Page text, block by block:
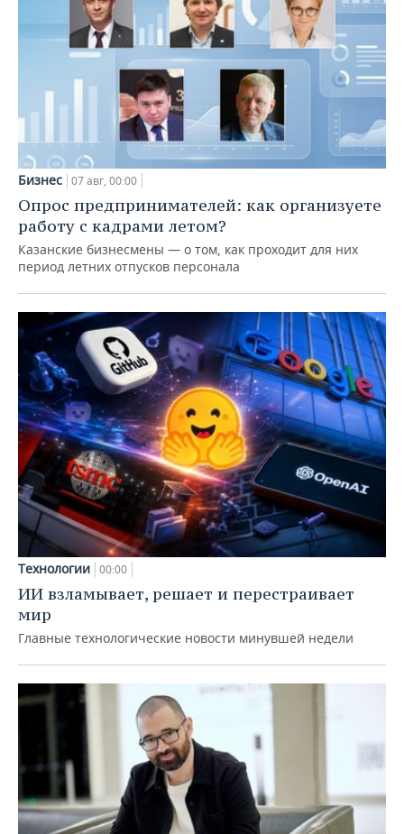
Бизнес 07 авг, 00:00
Опрос предпринимателей: как организуете
работу с кадрами летом?
Казанские бизнесмены — о том, как проходит для них
период летних отпусков персонала
Технологии 00:00
ИИ взламывает, решает и перестраивает
мир
Главные технологические новости минувшей недели